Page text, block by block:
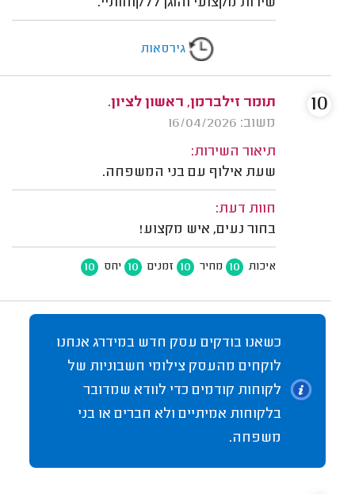
גירסאות
תומר זילברמן, ראשון לציון.
משוב: 16/04/2026
תיאור השירות:
שעת אילוף עם בני המשפחה.
חוות דעת:
בחור נעים, איש מקצוע!
איכות 10 מחיר 10 זמנים 10 יחס 10
10
כשאנו בודקים עסק חדש במידרג אנחנו
לוקחים מהעסק צילומי חשבוניות של
לקוחות קודמים כדי לוודא שמדובר
בלקוחות אמיתיים ולא חברים או בני
משפחה.